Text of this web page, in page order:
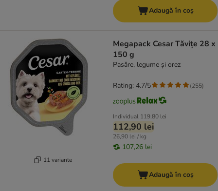
Adaugă în coș
11 variante
Megapack Cesar Tăvițe 28 x
150 g
Pasăre, legume și orez
Individual 119,80 lei
112,90 lei
26,90 lei / kg
107,26 lei
Rating: 4.7/5 (255)
Adaugă în coș